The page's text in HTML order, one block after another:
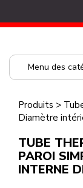
Menu des
Produits >
Diamètre
TUBE
PAROI
INTERNE